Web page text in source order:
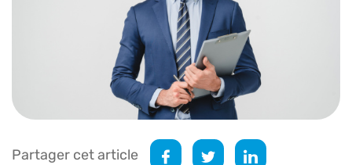
Partager cet article